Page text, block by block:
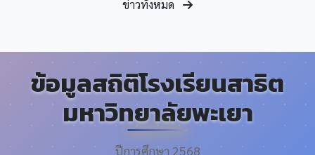
ชาติไทย
พระบาท
พระเจ้าอยู่หั
ว รัชกาลที่
ข้อมูลสถิติโรงเรียนสาธิต
มหาวิทยาลัยพะเยา
ปีการศึกษา 2568